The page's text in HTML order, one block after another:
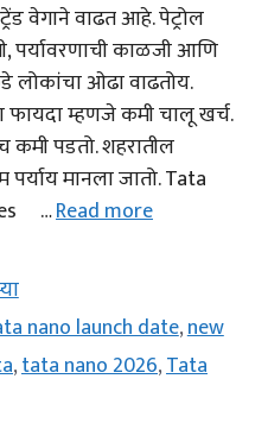
वेगाने वाढत आहे. पेट्रोल
पर्यावरणाची काळजी आणि
लोकांचा ओढा वाढतोय.
फायदा म्हणजे कमी चालू खर्च.
कमी पडतो. शहरातील
पर्याय मानला जातो. Tata
…Read more
nano launch date,new
,tata nano 2026,Tata